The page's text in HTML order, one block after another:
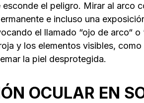
esconde el peligro. Mirar al arco
e incluso una
el llamado “ojo de arco“ o
y los elementos visibles,
la piel desprotegida.
OCULAR EN